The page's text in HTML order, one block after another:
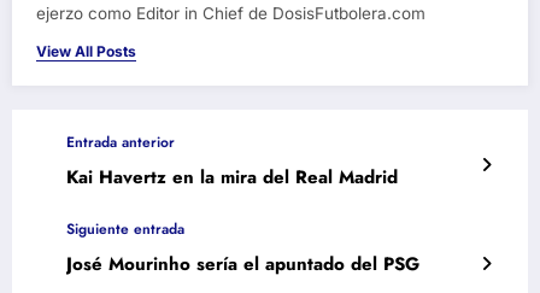
ejerzo como Editor in Chief de DosisFutbolera.com
View All Posts
Entrada anterior
Kai Havertz en la mira del Real Madrid
Siguiente entrada
José Mourinho sería el apuntado del PSG